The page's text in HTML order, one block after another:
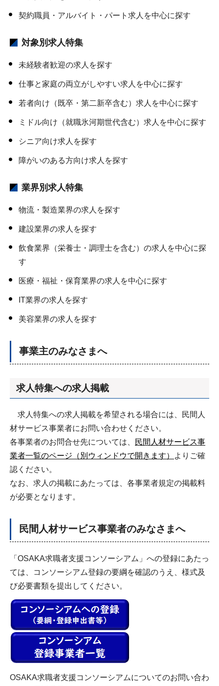
契約職員・アルバイト・パート求人を中心に探す
対象別求人特集
未経験者歓迎の求人を探す
仕事と家庭の両立がしやすい求人を中心に探す
若者向け（既卒・第二新卒含む）求人を中心に探す
ミドル向け（就職氷河期世代含む）求人を中心に探す
シニア向け求人を探す
障がいのある方向け求人を探す
業界別求人特集
物流・製造業界の求人を探す
建設業界の求人を探す
飲食業界（栄養士・調理士を含む）の求人を中心に探
す
医療・福祉・保育業界の求人を中心に探す
IT業界の求人を探す
美容業界の求人を探す
事業主のみなさまへ
求人特集への求人掲載
求人特集への求人掲載を希望される場合には、民間人
材サービス事業者にお問い合わせください。
各事業者のお問合せ先については、
民間人材サービス事
業者一覧のページ（別ウィンドウで開きます）
よりご確
認ください。
なお、求人の掲載にあたっては、各事業者規定の掲載料
が必要となります。
民間人材サービス事業者のみなさまへ
「OSAKA求職者支援コンソーシアム」への登録にあたっ
ては、コンソーシアム登録の要綱を確認のうえ、様式及
び必要書類を提出してください。
OSAKA求職者支援コンソーシアムについてのお問い合わ